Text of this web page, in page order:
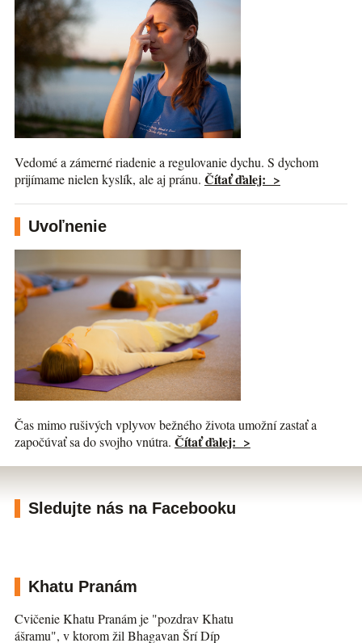
Vedomé a zámerné riadenie a regulovanie dychu. S dychom
prijímame nielen kyslík, ale aj pránu. Čítať ďalej: >
Uvoľnenie
Čas mimo rušivých vplyvov bežného života umožní zastať a
započúvať sa do svojho vnútra. Čítať ďalej: >
Sledujte nás na Facebooku
Khatu Pranám
Cvičenie Khatu Pranám je "pozdrav Khatu
ášramu", v ktorom žil Bhagavan Šrí Díp